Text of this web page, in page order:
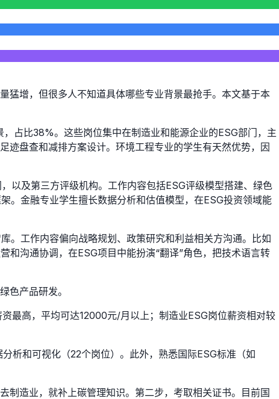
猛增，但很多人不知道具体哪些专业背景最抢手。本文基于本
占比38%。这些岗位集中在制造业和能源企业的ESG部门，主
迹盘查和减排方案设计。环境工程专业的学生有天然优势，因
以及第三方评级机构。工作内容包括ESG评级模型搭建、绿色
。金融专业学生擅长数据分析和估值模型，在ESG投资领域能
。工作内容偏向战略规划、政策研究和利益相关方沟通。比如
和沟通协调，在ESG项目中能扮演“翻译”角色，把技术语言转
色产品研发。
最高，平均可达12000元/月以上；制造业ESG岗位薪资相对较
析和可视化（22个岗位）。此外，熟悉国际ESG标准（如
制造业，就补上碳管理知识。第二步，考取相关证书。目前国